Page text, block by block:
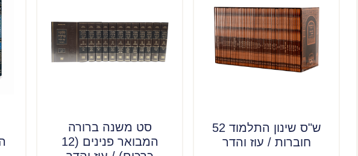
ש"ס שינון התלמוד 52
חוברות / עוז והדר
סט משנה ברורה
המבואר פנינים (12